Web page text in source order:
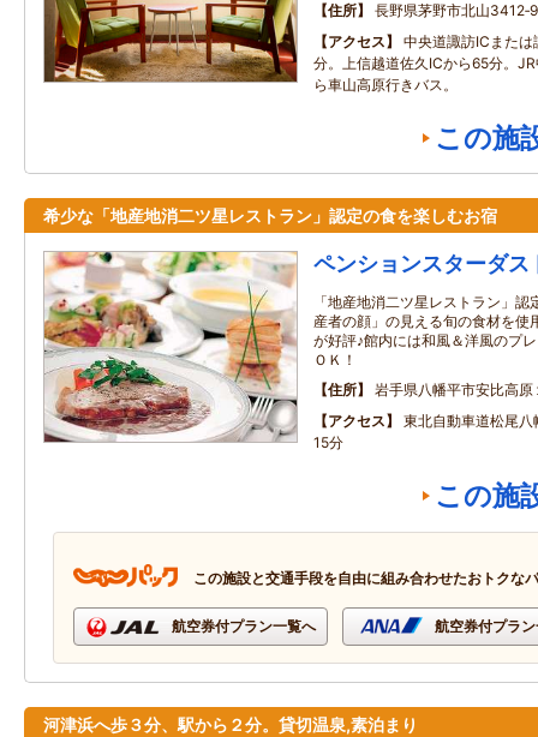
住所
長野県茅野市北山
アクセス
中央道諏訪ICまた
分。上信越道佐久ICから65分。
ら車山高原行きバス。
この施
希少な「地産地消二ツ星レストラン」認定の食を楽しむお宿
ペンションスターダス
「地産地消二ツ星レストラン」
産者の顔」の見える旬の食材を使
が好評♪館内には和風＆洋風のプ
ＯＫ！
住所
岩手県八幡平市安比高原
アクセス
東北自動車道松尾
15分
この施
この施設と交通手段を自由に組み合わせたおトクな
航空券付プラン一覧へ 航空券付プラ
河津浜へ歩３分、駅から２分。貸切温泉,素泊まり